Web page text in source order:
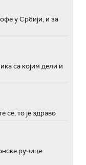
у Србији, и за
са којим дели и
се, то је здраво
ручице